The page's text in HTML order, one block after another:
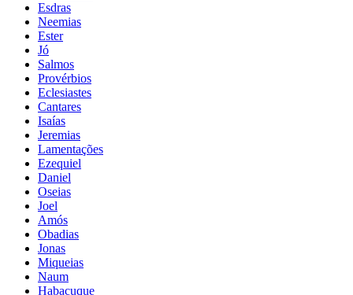
Esdras
Neemias
Ester
Jó
Salmos
Provérbios
Eclesiastes
Cantares
Isaías
Jeremias
Lamentações
Ezequiel
Daniel
Oseias
Joel
Amós
Obadias
Jonas
Miqueias
Naum
Habacuque